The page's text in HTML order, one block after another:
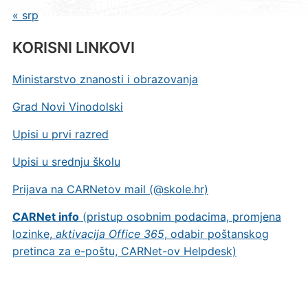
« srp
KORISNI LINKOVI
Ministarstvo znanosti i obrazovanja
Grad Novi Vinodolski
Upisi u prvi razred
Upisi u srednju školu
Prijava na CARNetov mail (@skole.hr)
CARNet info(pristup osobnim podacima, promjena
lozinke, aktivacija Office 365, odabir poštanskog
pretinca za e-poštu, CARNet-ov Helpdesk)